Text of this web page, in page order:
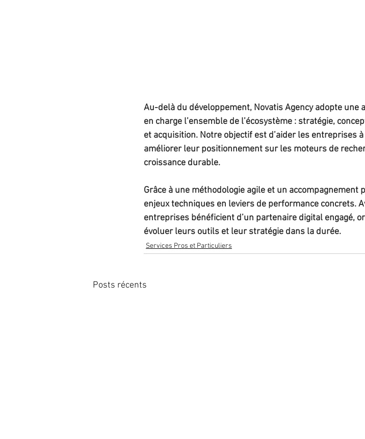
Au-delà du développement, Novatis Agency adopte
en charge l’ensemble de l’écosystème : stratégie,
et acquisition. Notre objectif est d’aider les entreprises
améliorer leur positionnement sur les moteurs de
croissance durable.
Grâce à une méthodologie agile et un
enjeux techniques en leviers de performance concrets.
entreprises bénéficient d’un partenaire digital engagé,
évoluer leurs outils et leur stratégie dans la durée.
Services Pros et Particuliers
Posts récents